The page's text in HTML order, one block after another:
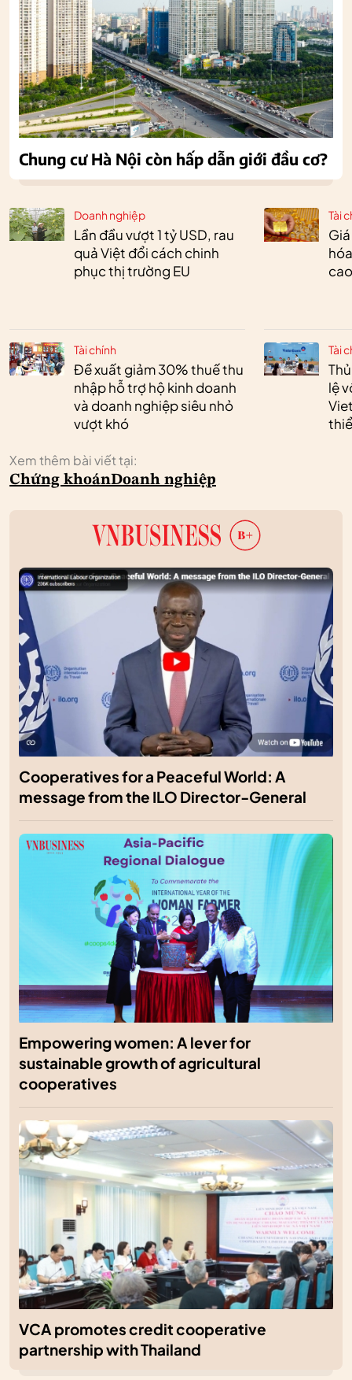
Doanh nghiệp
Lần đầu vượt 1 tỷ USD, rau
quả Việt đổi cách chinh
phục thị trường EU
Tài chính
Đề xuất giảm 30% thuế thu
nhập hỗ trợ hộ kinh doanh
và doanh nghiệp siêu nhỏ
vượt khó
Tài
Tài
lệ
Xem thêm bài viết tại:
Chứng khoánDoanh nghiệp
Chung cư Hà Nội còn hấp dẫn giới đầu cơ?
Cooperatives for a Peaceful World: A
message from the ILO Director-General
Empowering women: A lever for
sustainable growth of agricultural
cooperatives
VCA promotes credit cooperative
partnership with Thailand